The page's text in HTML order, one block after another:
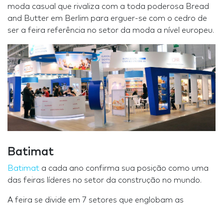
moda casual que rivaliza com a toda poderosa Bread
and Butter em Berlim para erguer-se com o cedro de
ser a feira referência no setor da moda a nível europeu.
Batimat
Batimat a cada ano confirma sua posição como uma
das feiras líderes no setor da construção no mundo.
A feira se divide em 7 setores que englobam as